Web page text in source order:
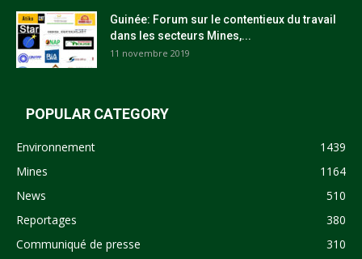
Guinée: Forum sur le contentieux du travail
dans les secteurs Mines,...
11 novembre 2019
POPULAR CATEGORY
Environnement
1439
Mines
1164
News
510
Reportages
380
Communiqué de presse
310